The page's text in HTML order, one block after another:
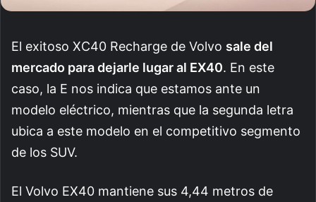
El exitoso XC40 Recharge de Volvo sale del
mercado para dejarle lugar al EX40. En este
caso, la E nos indica que estamos ante un
modelo eléctrico, mientras que la segunda letra
ubica a este modelo en el competitivo segmento
de los SUV.
El Volvo EX40 mantiene sus 4,44 metros de